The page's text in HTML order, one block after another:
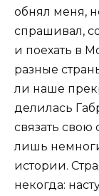
обнял меня,
спрашивал,
и поехать в
разные
ли наше
делилась
связать свою
лишь
истории.
некогда: